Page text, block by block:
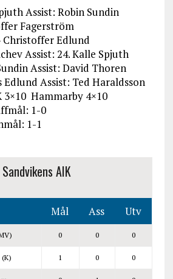
Assist: Robin Sundin
Fagerström
Christoffer Edlund
Assist: 24. Kalle Spjuth
Assist: David Thoren
Edlund Assist: Ted Haraldsson
3×10 Hammarby 4×10
1-0
1-1
Sandvikens AIK
Mål Ass Utv
0 0 0
(K) 1 0 0